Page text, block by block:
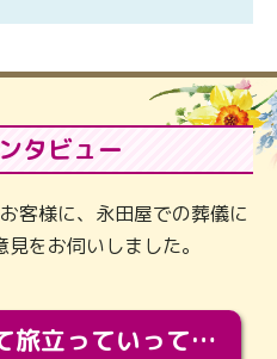
タビュー
客様に、永田屋での葬儀に
をお伺いしました。
「カッコよくなって旅立っていってくれました（笑）もっとカッコいいって言ってあげればよかったな」